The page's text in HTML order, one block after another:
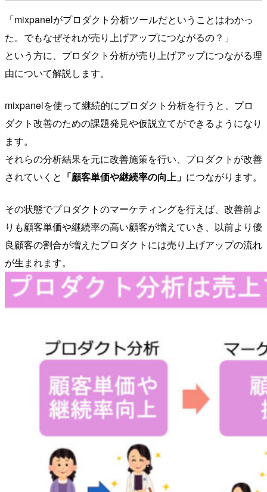
「mixpanelがプロダクト分析ツールだということはわかっ
た。でもなぜそれが売り上げアップにつながるの？」
という方に、プロダクト分析が売り上げアップにつながる理
由について解説します。
mixpanelを使って継続的にプロダクト分析を行うと、プロ
ダクト改善のための課題発見や仮説立てができるようになり
ます。
それらの分析結果を元に改善施策を行い、プロダクトが改善
されていくと 「顧客単価や継続率の向上」 につながります。
その状態でプロダクトのマーケティングを行えば、改善前よ
りも顧客単価や継続率の高い顧客が増えていき、以前より優
良顧客の割合が増えたプロダクトには売り上げアップの流れ
が生まれます。